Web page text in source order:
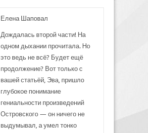
Елена Шаповал
Дождалась второй части! На
одном дыхании прочитала. Но
это ведь не всё? Будет ещё
продолжение? Вот только с
вашей статьёй, Эва, пришло
глубокое понимание
гениальности произведений
Островского — он ничего не
выдумывал, а умел тонко